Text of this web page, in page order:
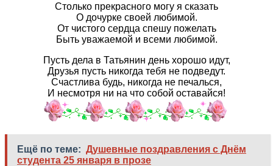
Столько прекрасного могу я сказать
О дочурке своей любимой.
От чистого сердца спешу пожелать
Быть уважаемой и всеми любимой.
Пусть дела в Татьянин день хорошо идут,
Друзья пусть никогда тебя не подведут.
Счастлива будь, никогда не печалься,
И несмотря ни на что собой оставайся!
Ещё по теме: Душевные поздравления с Днём
студента 25 января в прозе